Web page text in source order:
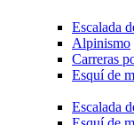
Escalada
Alpinismo
Carreras
Esquí de
Escalada